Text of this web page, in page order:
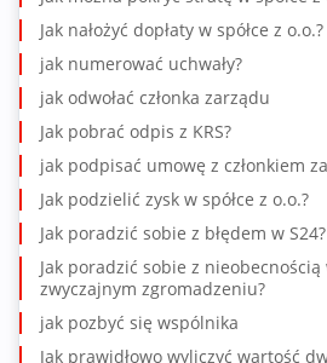
Jak nałożyć dopłaty w spółce z o.o.?
jak numerować uchwały?
jak odwołać członka zarządu
Jak pobrać odpis z KRS?
jak podpisać umowę z członkiem
Jak podzielić zysk w spółce z o.o.?
Jak poradzić sobie z błędem w S24?
Jak poradzić sobie z
zwyczajnym zgromadzeniu?
jak pozbyć się wspólnika
Jak prawidłowo wyliczyć wartość